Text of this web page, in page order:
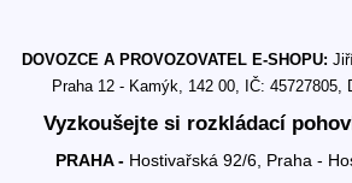
DOVOZCE A PROVOZOVATEL E-SHOPU:
Praha 12 - Kamýk, 142 00, IČ: 45727805,
Vyzkoušejte si rozkládací
PRAHA - Hostivařská 92/6, Praha -